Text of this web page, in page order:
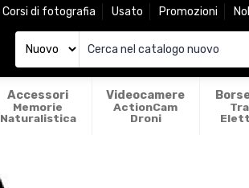
Corsi di fotografia Usato Promozioni
Accessori
Memorie
Naturalistica
Videocamere
ActionCam
Droni